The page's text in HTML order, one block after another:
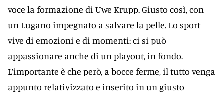
voce la formazione di Uwe Krupp. Giusto così, con
un Lugano impegnato a salvare la pelle. Lo sport
vive di emozioni e di momenti: ci si può
appassionare anche di un playout, in fondo.
L’importante è che però, a bocce ferme, il tutto venga
appunto relativizzato e inserito in un giusto